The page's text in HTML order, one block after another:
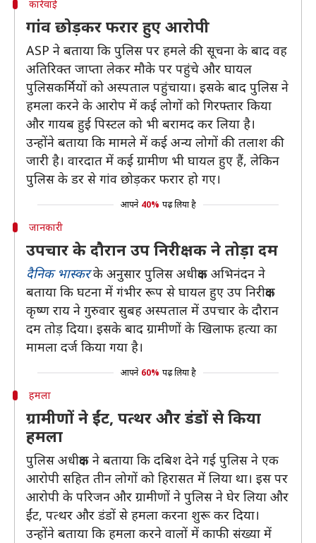
कार्रवाई
गांव छोड़कर फरार हुए आरोपी
ASP ने बताया कि पुलिस पर हमले की सूचना के बाद वह
अतिरिक्त जाप्ता लेकर मौके पर पहुंचे और घायल
पुलिसकर्मियों को अस्पताल पहुंचाया। इसके बाद पुलिस ने
हमला करने के आरोप में कई लोगों को गिरफ्तार किया
और गायब हुई पिस्टल को भी बरामद कर लिया है।
उन्होंने बताया कि मामले में कई अन्य लोगों की तलाश की
जारी है। वारदात में कई ग्रामीण भी घायल हुए हैं, लेकिन
पुलिस के डर से गांव छोड़कर फरार हो गए।
आपने 40% पढ़ लिया है
जानकारी
उपचार के दौरान उप निरीक्षक ने तोड़ा दम
दैनिक भास्करके अनुसार पुलिस अधीक्षक अभिनंदन ने
बताया कि घटना में गंभीर रूप से घायल हुए उप निरीक्षक
कृष्ण राय ने गुरुवार सुबह अस्पताल में उपचार के दौरान
दम तोड़ दिया। इसके बाद ग्रामीणों के खिलाफ हत्या का
मामला दर्ज किया गया है।
आपने 60% पढ़ लिया है
हमला
ग्रामीणों ने ईंट, पत्थर और डंडों से किया
हमला
पुलिस अधीक्षक ने बताया कि दबिश देने गई पुलिस ने एक
आरोपी सहित तीन लोगों को हिरासत में लिया था। इस पर
आरोपी के परिजन और ग्रामीणों ने पुलिस ने घेर लिया और
ईंट, पत्थर और डंडों से हमला करना शुरू कर दिया।
उन्होंने बताया कि हमला करने वालों में काफी संख्या में